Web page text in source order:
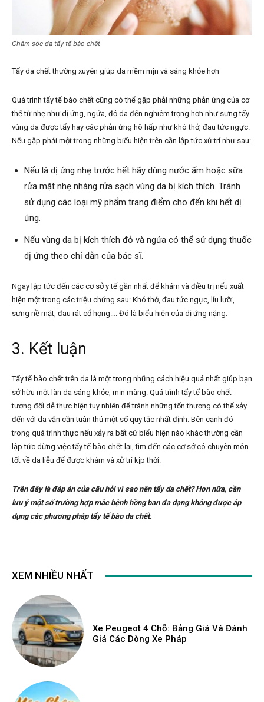
Chăm sóc da tẩy tế bào chết
Tẩy da chết thường xuyên giúp da mềm mịn và sáng khỏe hơn
Quá trình tẩy tế bào chết cũng có thể gặp phải những phản ứng của cơ
thể từ nhẹ như dị ứng, ngứa, đỏ da đến nghiêm trọng hơn như sưng tấy
vùng da được tẩy hay các phản ứng hô hấp như khó thở, đau tức ngực.
Nếu gặp phải một trong những biểu hiện trên cần lập tức xử trí như sau:
Nếu là dị ứng nhẹ trước hết hãy dùng nước ấm hoặc sữa
rửa mặt nhẹ nhàng rửa sạch vùng da bị kích thích. Tránh
sử dụng các loại mỹ phẩm trang điểm cho đến khi hết dị
ứng.
Nếu vùng da bị kích thích đỏ và ngứa có thể sử dụng thuốc
dị ứng theo chỉ dẫn của bác sĩ.
Ngay lập tức đến các cơ sở y tế gần nhất để khám và điều trị nếu xuất
hiện một trong các triệu chứng sau: Khó thở, đau tức ngực, líu lưỡi,
sưng nề mặt, đau rát cổ họng…. Đó là biểu hiện của dị ứng nặng.
3. Kết luận
Tẩy tế bào chết trên da là một trong những cách hiệu quả nhất giúp bạn
sở hữu một làn da sáng khỏe, mịn màng. Quá trình tẩy tế bào chết
tương đối dễ thực hiện tuy nhiên để tránh những tổn thương có thể xảy
đến với da vẫn cần tuân thủ một số quy tắc nhất định. Bên cạnh đó
trong quá trình thực nếu xảy ra bất cứ biểu hiện nào khác thường cần
lập tức dừng việc tẩy tế bào chết lại, tìm đến các cơ sở có chuyên môn
tốt về da liễu để được khám và xử trí kịp thời.
Trên đây là đáp án của câu hỏi vì sao nên tẩy da chết? Hơn nữa, cần
lưu ý một số trường hợp mắc bệnh hồng ban đa dạng không được áp
dụng các phương pháp tẩy tế bào da chết.
XEM NHIỀU NHẤT
Xe Peugeot 4 Chỗ: Bảng Giá Và Đánh
Giá Các Dòng Xe Pháp